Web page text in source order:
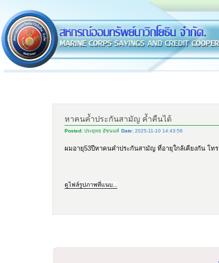
หาคนค้ำประกันสามัญ ค้ำคืนได้
Posted: ประยุทธ อัชนนท์ Date: 2025-11-10 14:43:56
ผมอายุ53ปีหาคนคำประกันสามัญ ที่อายุใกล้เคียงกัน โทร
ดูไฟล์รูปภาพที่แนบ...